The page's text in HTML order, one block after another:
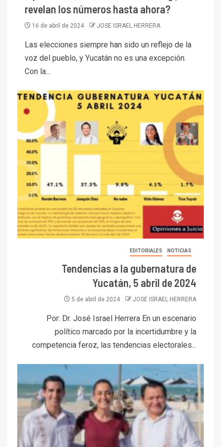
revelan los números hasta ahora?
16 de abril de 2024 JOSE ISRAEL HERRERA
Las elecciones siempre han sido un reflejo de la
voz del pueblo, y Yucatán no es una excepción.
Con la...
EDITORIALES NOTICIAS
Tendencias a la gubernatura de
Yucatán, 5 abril de 2024
5 de abril de 2024 JOSE ISRAEL HERRERA
Por: Dr. José Israel Herrera En un escenario
político marcado por la incertidumbre y la
competencia feroz, las tendencias electorales...